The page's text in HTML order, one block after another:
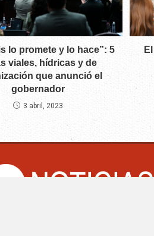
lo promete y lo hace”: 5
viales, hídricas y de
que anunció el
gobernador
3 abril, 2023